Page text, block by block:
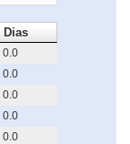
Dias
0.0
0.0
0.0
0.0
0.0